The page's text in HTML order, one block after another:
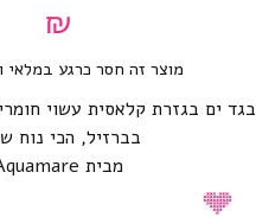
₪
מוצר זה חסר כרגע במלאי
בגד ים בגזרת קלאסית עשוי
בברזיל, הכי נוח
מבית Aquamare